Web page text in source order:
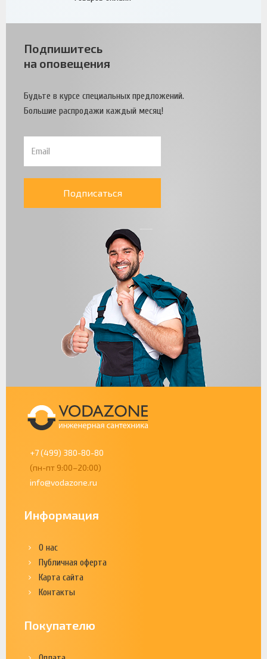
Подпишитесь
на оповещения
Будьте в курсе специальных предложений.
Большие распродажи каждый месяц!
Подписаться
+7 (499) 380-80-80
(пн-пт 9:00–20:00)
info@vodazone.ru
Информация
О нас
Публичная оферта
Карта сайта
Контакты
Покупателю